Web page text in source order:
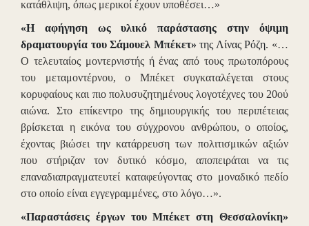
κατάθλιψη, όπως μερικοί έχουν υποθέσει…»
«Η αφήγηση ως υλικό παράστασης στην όψιμη
δραματουργία του Σάμουελ Μπέκετ» της Λίνας Ρόζη. «…
Ο τελευταίος μοντερνιστής ή ένας από τους πρωτοπόρους
του μεταμοντέρνου, ο Μπέκετ συγκαταλέγεται στους
κορυφαίους και πιο πολυσυζητημένους λογοτέχνες του 20ού
αιώνα. Στο επίκεντρο της δημιουργικής του περιπέτειας
βρίσκεται η εικόνα του σύγχρονου ανθρώπου, ο οποίος,
έχοντας βιώσει την κατάρρευση των πολιτισμικών αξιών
που στήριζαν τον δυτικό κόσμο, αποπειράται να τις
επαναδιαπραγματευτεί καταφεύγοντας στο μοναδικό πεδίο
στο οποίο είναι εγγεγραμμένες, στο λόγο…».
«Παραστάσεις έργων του Μπέκετ στη Θεσσαλονίκη»